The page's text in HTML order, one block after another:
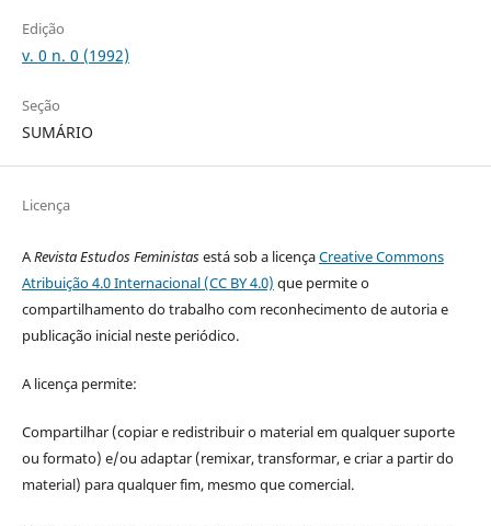
Edição
v. 0 n. 0 (1992)
Seção
SUMÁRIO
Licença
ARevista Estudos Feministasestá sob a licençaCreative Commons
Atribuição 4.0 Internacional (CC BY 4.0) que permite o
compartilhamento do trabalho com reconhecimento de autoria e
publicação inicial neste periódico.
A licença permite:
Compartilhar (copiar e redistribuir o material em qualquer suporte
ou formato) e/ou adaptar (remixar, transformar, e criar a partir do
material) para qualquer fim, mesmo que comercial.